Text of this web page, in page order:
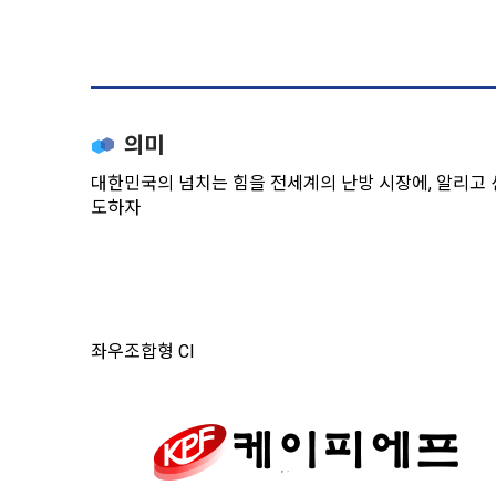
의미
대한민국의 넘치는 힘을 전세계의 난방 시장에, 알리고
도하자
좌우조합형 CI